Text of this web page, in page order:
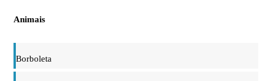
Animais
Borboleta